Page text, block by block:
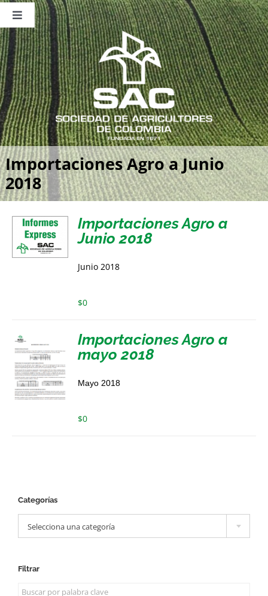
Saltar
contenido
Toggle
Navigation
Nosotros
Publicaciones
Sala de Prensa
Eventos
Importaciones Agro a Junio
2018
Importaciones Agro a
Junio 2018
Junio 2018
$0
Importaciones Agro a
mayo 2018
Mayo 2018
$0
Categorías
Selecciona una categoría
Filtrar